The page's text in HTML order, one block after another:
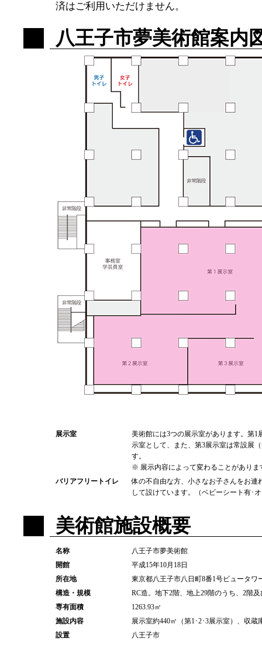
済はご利用いただけません。
八王子市夢美術館案内
展示室
美術館には3つの展示室があります。第
示室として、また、第3展示室は常設展
す。
※ 展示内容によって変わることがありま
バリアフリートイレ
体の不自由な方、小さなお子さんをお連
して設けています。（ベビーシート有･
美術館施設概要
名称
八王子市夢美術館
開館
平成15年10月18日
所在地
東京都八王子市八日町8番1号ビュータワ
構造・規模
RC造。地下2階、地上29階のうち、2階
専有面積
1263.93㎡
施設内容
展示室約440㎡（第1･2･3展示室）、収蔵
設置
八王子市